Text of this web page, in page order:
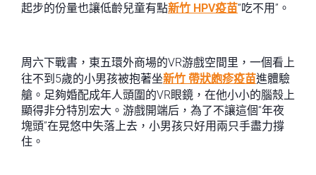
起步的份量也讓低齡兒童有點新竹 HPV疫苗“吃不用”。
周六下戰書，東五環外商場的VR游戲空間里，一個看上
往不到5歲的小男孩被抱著坐新竹 帶狀皰疹疫苗進體驗
艙。足夠婚配成年人頭圍的VR眼鏡，在他小小的腦殼上
顯得非分特別宏大。游戲開端后，為了不讓這個“年夜
塊頭”在晃悠中失落上去，小男孩只好用兩只手盡力撐
住。